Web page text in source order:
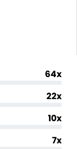
64x
22x
10x
7x